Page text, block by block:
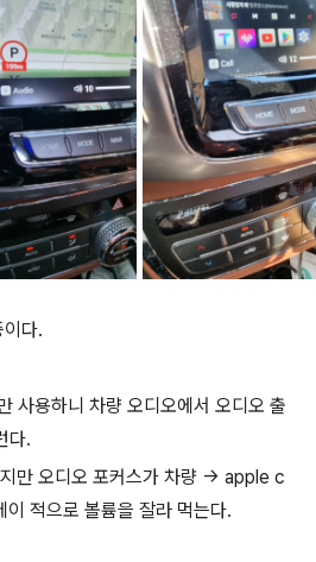
다.
사용하니 차량 오디오에서 오디오 출
다.
만 오디오 포커스가 차량 -> apple c
적으로 볼륨을 잘라 먹는다.